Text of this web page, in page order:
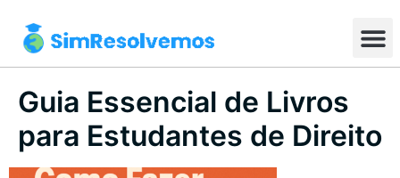
Guia Essencial de Livros
para Estudantes de Direito